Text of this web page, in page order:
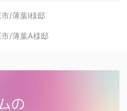
/薄葉I様邸
/薄葉A様邸